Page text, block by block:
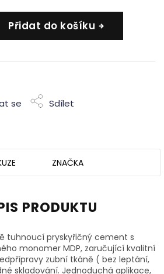
Přidat do košíku
se Sdílet
ZNAČKA
PRODUKTU
tuhnoucí pryskyřičný cement s
monomer MDP, zaručující kvalitní
zubní tkáně ( bez leptání,
skladování. Jednoduchá aplikace,